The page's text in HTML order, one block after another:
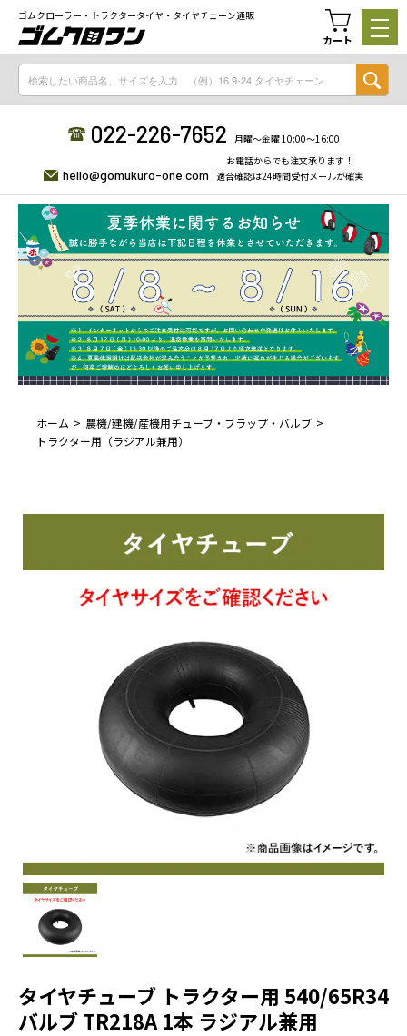
ゴムクローラー・トラクタータイヤ・タイヤチェーン通販
カート
022-226-7652 月曜〜金曜 10:00〜16:00
hello@gomukuro-one.com
お電話からでも注文承ります！
適合確認は24時間受付メールが確実
ホーム
農機/建機/産機用チューブ・フラップ・バルブ
トラクター用（ラジアル兼用）
タイヤチューブ トラクター用 540/65R34
バルブ TR218A 1本 ラジアル兼用